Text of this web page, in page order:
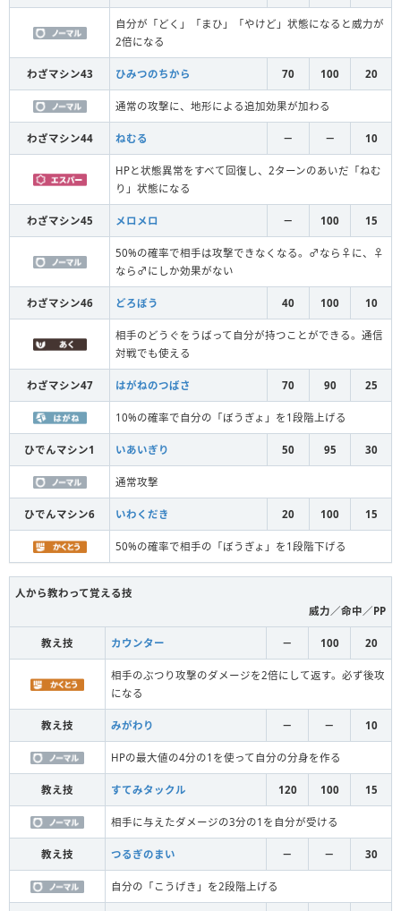
自分が「どく」「まひ」「やけど」状態になると威力が
2倍になる
わざマシン43 ひみつのちから 70 100 20
通常の攻撃に、地形による追加効果が加わる
わざマシン44 ねむる － － 10
HPと状態異常をすべて回復し、2ターンのあいだ「ねむ
り」状態になる
わざマシン45 メロメロ － 100 15
50%の確率で相手は攻撃できなくなる。♂なら♀に、♀
なら♂にしか効果がない
わざマシン46 どろぼう 40 100 10
相手のどうぐをうばって自分が持つことができる。通信
対戦でも使える
わざマシン47 はがねのつばさ 70 90 25
10%の確率で自分の「ぼうぎょ」を1段階上げる
ひでんマシン1 いあいぎり 50 95 30
通常攻撃
ひでんマシン6 いわくだき 20 100 15
50%の確率で相手の「ぼうぎょ」を1段階下げる
人から教わって覚える技
威力／命中／PP
教え技 カウンター － 100 20
相手のぶつり攻撃のダメージを2倍にして返す。必ず後攻
になる
教え技 みがわり － － 10
HPの最大値の4分の1を使って自分の分身を作る
教え技 すてみタックル 120 100 15
相手に与えたダメージの3分の1を自分が受ける
教え技 つるぎのまい － － 30
自分の「こうげき」を2段階上げる